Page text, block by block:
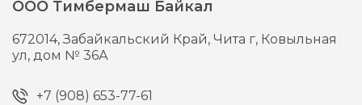
ООО Тимбермаш Байкал
672014,Забайкальский Край, Чита г, Ковыльная
ул, дом № 36А
+7 (908) 653-77-61